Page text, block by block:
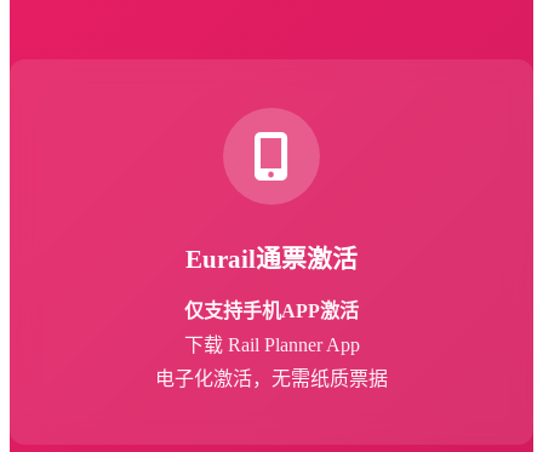
Eurail通票激活
仅支持手机APP激活
下载 Rail Planner App
电子化激活，无需纸质票据